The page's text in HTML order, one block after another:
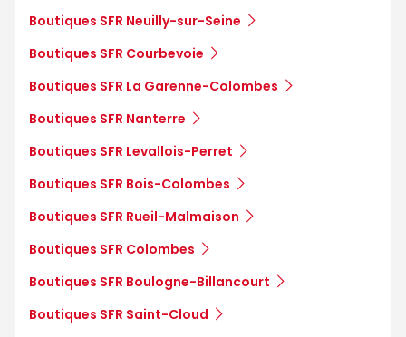
Boutiques SFR Neuilly-sur-Seine
Boutiques SFR Courbevoie
Boutiques SFR La Garenne-Colombes
Boutiques SFR Nanterre
Boutiques SFR Levallois-Perret
Boutiques SFR Bois-Colombes
Boutiques SFR Rueil-Malmaison
Boutiques SFR Colombes
Boutiques SFR Boulogne-Billancourt
Boutiques SFR Saint-Cloud